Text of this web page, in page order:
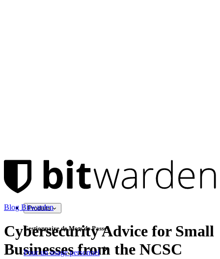
Produits
Gestionnaire de Mots de Passe
Pour un usage personnel
Blog Bitwarden
Cybersecurity Advice for Small
Businesses from the NCSC